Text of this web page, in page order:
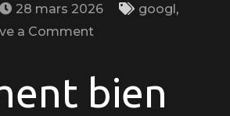
28 mars 2026 googl,
a Comment
pour
bien
bien